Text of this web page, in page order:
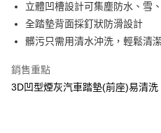
全盈+PAY
AFTEE先享後付
相關說明
AFTEE先享後付是「在收到商品之後
ATM付款
立體凹槽設計可集塵防水、雪
全踏墊背面採釘狀防滑設計
髒污只需用清水沖洗，輕鬆清
銷售重點
3D凹型煙灰汽車踏墊(前座)易清